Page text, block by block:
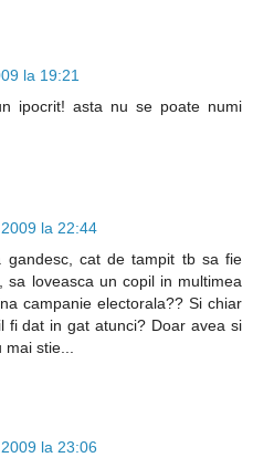
la 19:21
ipocrit! asta nu se poate numi
la 22:44
cat de tampit tb sa fie
sa loveasca un copil in multimea
campanie electorala?? Si chiar
fi dat in gat atunci? Doar avea si
stie...
la 23:06